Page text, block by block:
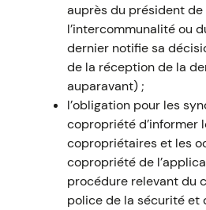
auprès du président de
l’intercommunalité ou
dernier notifie sa
de la réception de la
auparavant) ;
l’obligation pour les
copropriété d’informer
copropriétaires et les
copropriété de
procédure relevant du
police de la sécurité et